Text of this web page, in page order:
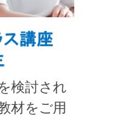
検討され
材をご用